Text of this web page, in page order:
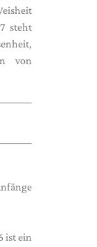
steht
von
ist ein